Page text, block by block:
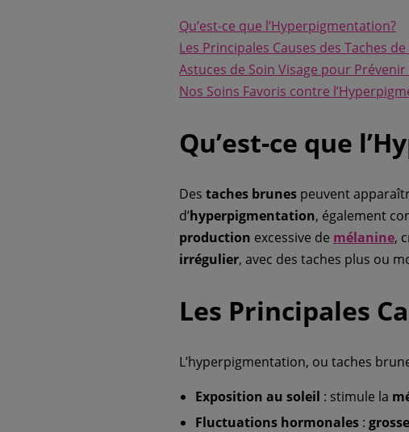
Qu’est-ce que l’Hyperpigmentation?
Les Principales Causes des Taches
Astuces de Soin Visage pour Prévenir
Nos Soins Favoris contre
Qu’est-ce que
Des taches brunes peuvent
d’hyperpigmentation, également
production excessive de mélanine,
irrégulier, avec des taches plus ou
Les Principales
L’hyperpigmentation, ou taches
Exposition au soleil : stimule la
Fluctuations hormonales :